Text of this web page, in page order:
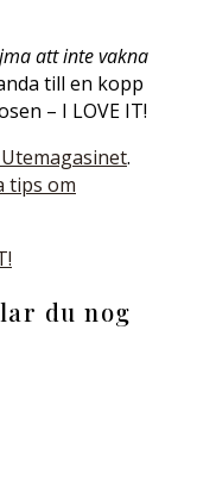
att inte vakna
till en kopp
– I LOVE IT!
.
tips om
du nog